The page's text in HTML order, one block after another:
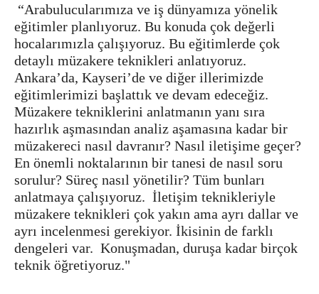
“Arabulucularımıza ve iş dünyamıza yönelik
eğitimler planlıyoruz. Bu konuda çok değerli
hocalarımızla çalışıyoruz. Bu eğitimlerde çok
detaylı müzakere teknikleri anlatıyoruz.
Ankara’da, Kayseri’de ve diğer illerimizde
eğitimlerimizi başlattık ve devam edeceğiz.
Müzakere tekniklerini anlatmanın yanı sıra
hazırlık aşmasından analiz aşamasına kadar bir
müzakereci nasıl davranır? Nasıl iletişime geçer?
En önemli noktalarının bir tanesi de nasıl soru
sorulur? Süreç nasıl yönetilir? Tüm bunları
anlatmaya çalışıyoruz. İletişim teknikleriyle
müzakere teknikleri çok yakın ama ayrı dallar ve
ayrı incelenmesi gerekiyor. İkisinin de farklı
dengeleri var. Konuşmadan, duruşa kadar birçok
teknik öğretiyoruz."